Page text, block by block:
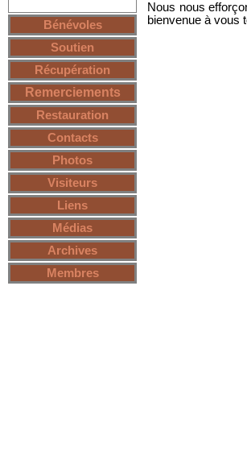
Bénévoles
Soutien
Récupération
Remerciements
Restauration
Contacts
Photos
Visiteurs
Liens
Médias
Archives
Membres
Nous nous
bienvenue à vous